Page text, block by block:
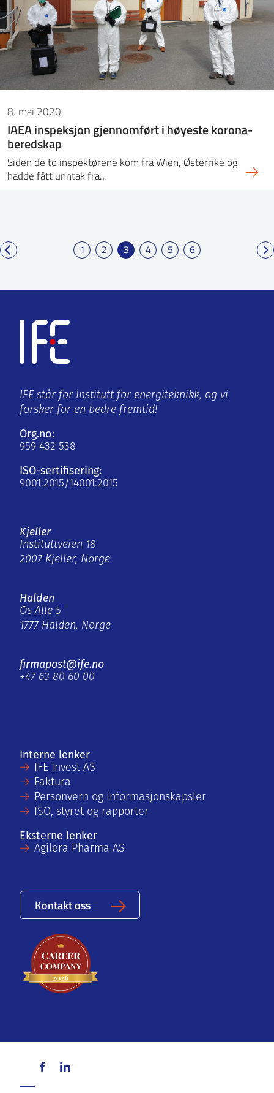
8. mai 2020
IAEA inspeksjon gjennomført i høyeste korona-
beredskap
Siden de to inspektørene kom fra Wien, Østerrike og
hadde fått unntak fra…
1 2 3 4 5 6
IFE står for Institutt for energiteknikk, og vi
forsker for en bedre fremtid!
Org.no:
959 432 538
ISO-sertifisering:
9001:2015/14001:2015
Kjeller
Instituttveien 18
2007 Kjeller, Norge
Halden
Os Alle 5
1777 Halden, Norge
firmapost@ife.no
+47 63 80 60 00
Interne lenker
IFE Invest AS
Faktura
Personvern og informasjonskapsler
ISO, styret og rapporter
Eksterne lenker
Agilera Pharma AS
Kontakt oss